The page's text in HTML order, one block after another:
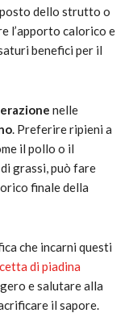
dello strutto o
l’apporto calorico e
benefici per il
nelle
. Preferire ripieni a
il pollo o il
grassi, può fare
finale della
che incarni questi
di piadina
e salutare alla
il sapore.